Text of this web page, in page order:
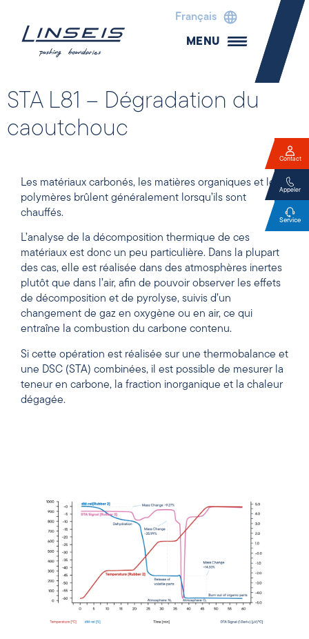
Français
MENU
STA L81 – Dégradation du
caoutchouc
Les matériaux carbonés, les matières organiques et les
polymères brûlent généralement lorsqu’ils sont
chauffés.
L’analyse de la décomposition thermique de ces
matériaux est donc un peu particulière. Dans la plupart
des cas, elle est réalisée dans des atmosphères inertes
plutôt que dans l’air, afin de pouvoir observer les effets
de décomposition et de pyrolyse, suivis d’un
changement de gaz en oxygène ou en air, ce qui
entraîne la combustion du carbone contenu.
Si cette opération est réalisée sur une thermobalance et
une DSC (STA) combinées, il est possible de mesurer la
teneur en carbone, la fraction inorganique et la chaleur
dégagée.
Contact
Appeler
Service